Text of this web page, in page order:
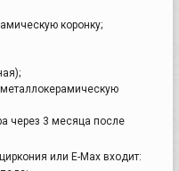
коронку;
через 3 месяца после
или E-Max входит: